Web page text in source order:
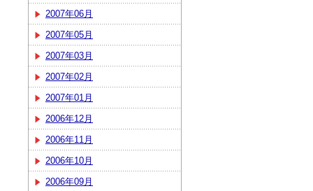
2007年06月
2007年05月
2007年03月
2007年02月
2007年01月
2006年12月
2006年11月
2006年10月
2006年09月